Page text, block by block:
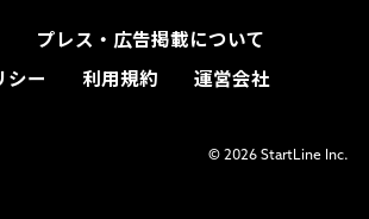
プレス・広告掲載について
シー
利用規約 運営会社
© 2026 StartLine Inc.